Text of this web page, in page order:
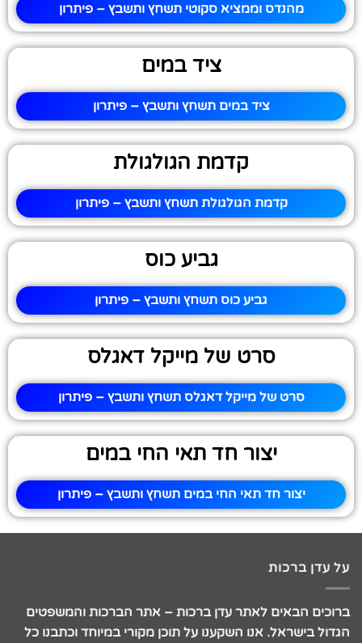
מהנדס וממציא סקוטי תשחץ ותשבץ – פיתרון
ציד במים
ציד במים תשחץ ותשבץ – פיתרון
קדמת הגולגולת
קדמת הגולגולת תשחץ ותשבץ – פיתרון
גביע כוס
גביע כוס תשחץ ותשבץ – פיתרון
סרט של מייקל דאגלס
סרט של מייקל דאגלס תשחץ ותשבץ – פיתרון
יצור חד תאי החי במים
יצור חד תאי החי במים תשחץ ותשבץ – פיתרון
על עדן ברכות
ברוכים הבאים לאתר עדן ברכות – אתר הברכות והמשפטים
הגדול בישראל. אנו השקענו על תוכן מקורי במיוחד וכתבנו כל